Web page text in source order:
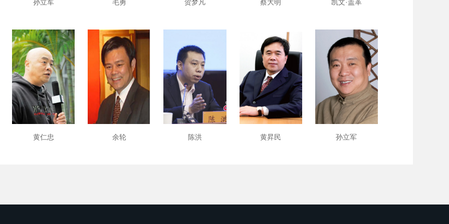
孙立军 毛勇 贺梦凡 蔡大明 凯文·盖革
黄仁忠 余轮 陈洪 黄昇民 孙立军